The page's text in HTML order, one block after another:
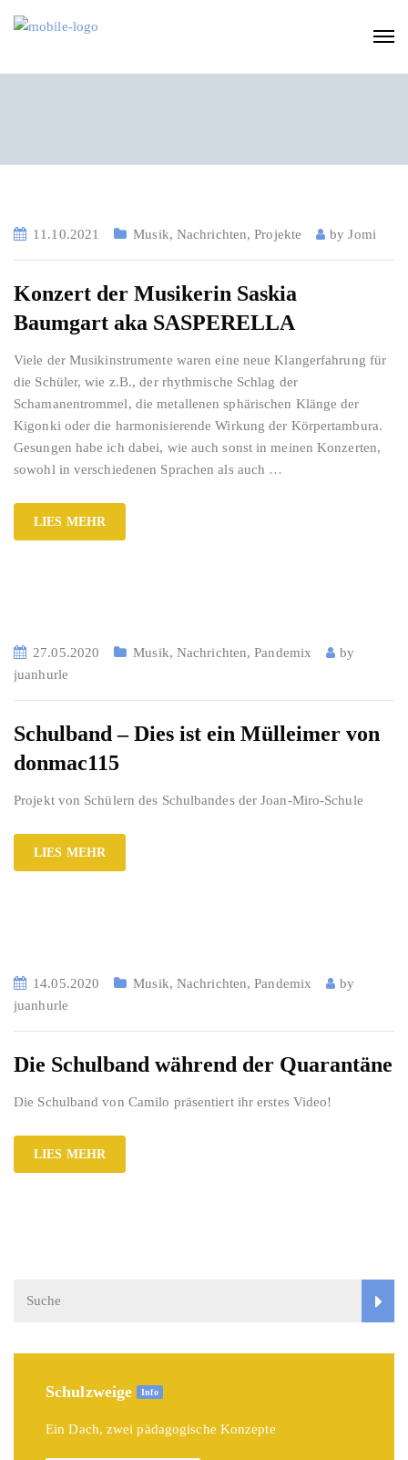
11.10.2021 Musik, Nachrichten,Projekte byJomi
Konzert der Musikerin Saskia
Baumgart aka SASPERELLA
Viele der Musikinstrumente waren eine neue Klangerfahrung für
die Schüler, wie z.B., der rhythmische Schlag der
Schamanentrommel, die metallenen sphärischen Klänge der
Kigonki oder die harmonisierende Wirkung der Körpertambura.
Gesungen habe ich dabei, wie auch sonst in meinen Konzerten,
sowohl in verschiedenen Sprachen als auch …
LIES MEHR
27.05.2020 Musik, Nachrichten,Pandemix
by
juanhurle
Schulband – Dies ist ein Mülleimer von
donmac115
Projekt von Schülern des Schulbandes der Joan-Miro-Schule
LIES MEHR
14.05.2020 Musik, Nachrichten,Pandemix
by
juanhurle
Die Schulband während der Quarantäne
Die Schulband von Camilo präsentiert ihr erstes Video!
LIES MEHR
Schulzweige Info
Ein Dach, zwei pädagogische Konzepte